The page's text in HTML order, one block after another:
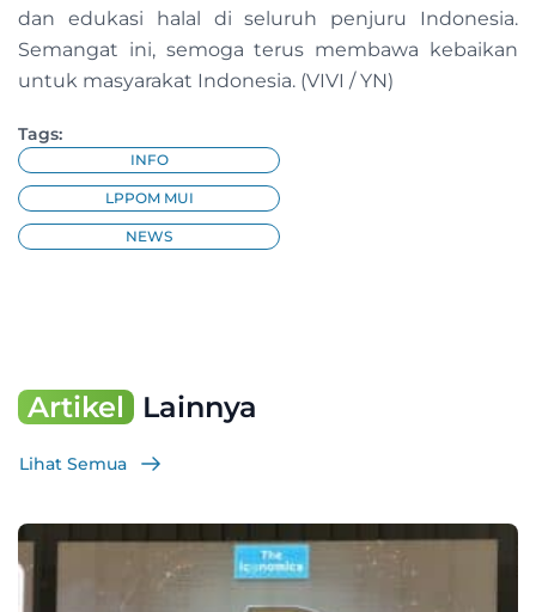
dan edukasi halal di seluruh penjuru Indonesia.
Semangat ini, semoga terus membawa kebaikan
untuk masyarakat Indonesia. (VIVI / YN)
Tags:
INFO
LPPOM MUI
NEWS
Artikel Lainnya
Lihat Semua